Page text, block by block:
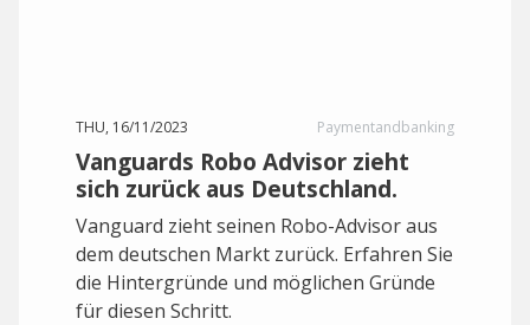
THU, 16/11/2023 Paymentandbanking
Vanguards Robo Advisor zieht
sich zurück aus Deutschland.
Vanguard zieht seinen Robo-Advisor aus
dem deutschen Markt zurück. Erfahren Sie
die Hintergründe und möglichen Gründe
für diesen Schritt.